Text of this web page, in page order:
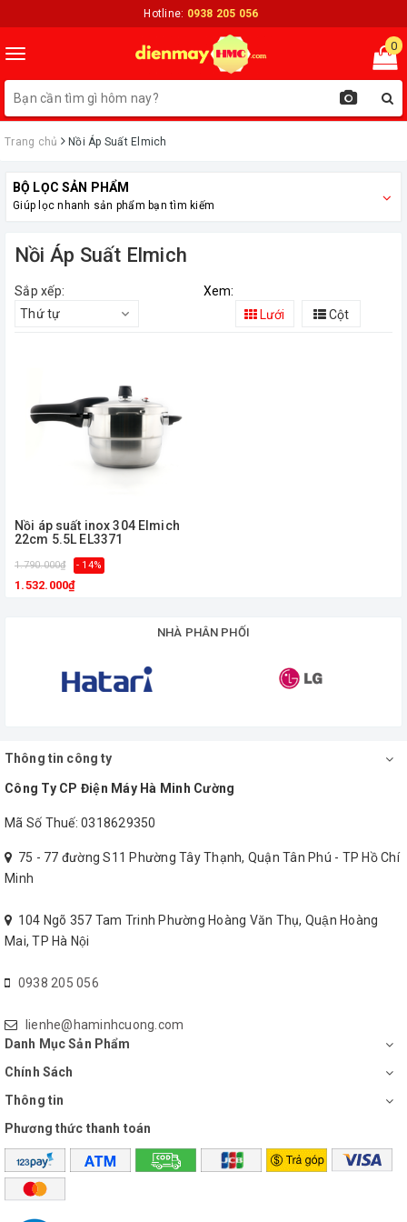
Hotline: 0938 205 056
Toggle
navigation
0
Trang chủ Nồi Áp Suất Elmich
BỘ LỌC SẢN PHẨM
Giúp lọc nhanh sản phẩm bạn tìm kiếm
Nồi Áp Suất Elmich
Sắp xếp:
Thứ tự
Xem:
Lưới
Cột
Nồi áp suất inox 304 Elmich
22cm 5.5L EL3371
1.790.000₫ - 14%
1.532.000₫
NHÀ PHÂN PHỐI
Thông tin công ty
Công Ty CP Điện Máy Hà Minh Cường
Mã Số Thuế: 0318629350
75 - 77 đường S11 Phường Tây Thạnh, Quận Tân Phú - TP Hồ Chí
Minh
104 Ngõ 357 Tam Trinh Phường Hoàng Văn Thụ, Quận Hoàng
Mai, TP Hà Nội
0938 205 056
lienhe@haminhcuong.com
Danh Mục Sản Phẩm
Chính Sách
Thông tin
Phương thức thanh toán